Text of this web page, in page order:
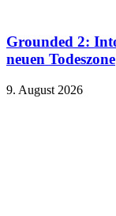
Grounded 2:
neuen Todeszone
9. August 2026